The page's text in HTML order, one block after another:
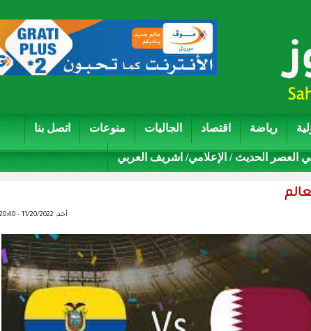
رياضة اقتصاد الجاليات منوعات اتصل بنا
في العصر الحديث / الإعلامي/ اشريف العربي
أحد, 11/20/2022 - 20:40